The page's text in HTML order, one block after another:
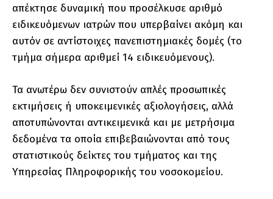
απέκτησε δυναμική που προσέλκυσε αριθμό
ειδικευόμενων ιατρών που υπερβαίνει ακόμη και
αυτόν σε αντίστοιχες πανεπιστημιακές δομές (το
τμήμα σήμερα αριθμεί 14 ειδικευόμενους).
Τα ανωτέρω δεν συνιστούν απλές προσωπικές
εκτιμήσεις ή υποκειμενικές αξιολογήσεις, αλλά
αποτυπώνονται αντικειμενικά και με μετρήσιμα
δεδομένα τα οποία επιβεβαιώνονται από τους
στατιστικούς δείκτες του τμήματος και της
Υπηρεσίας Πληροφορικής του νοσοκομείου.